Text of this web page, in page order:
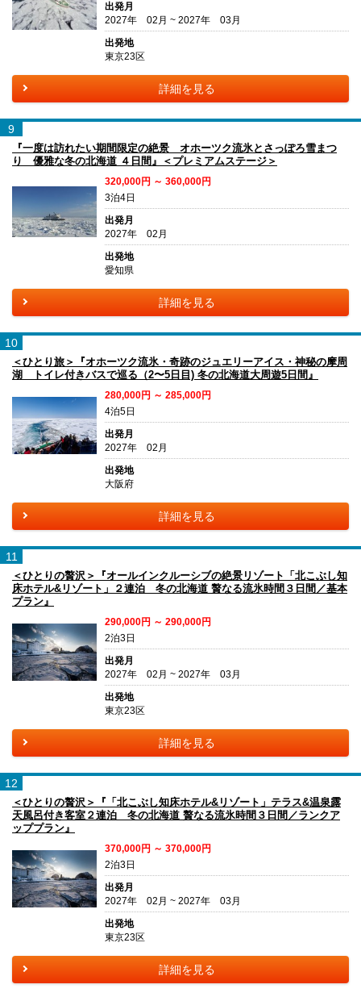
出発月
2027年 02月 ~ 2027年 03月
出発地
東京23区
詳細を見る
9
『一度は訪れたい期間限定の絶景 オホーツク流氷とさっぽろ雪まつ
り 優雅な冬の北海道 ４日間』＜プレミアムステージ＞
320,000円 ～ 360,000円
3泊4日
出発月
2027年 02月
出発地
愛知県
詳細を見る
10
＜ひとり旅＞『オホーツク流氷・奇跡のジュエリーアイス・神秘の摩周
湖 トイレ付きバスで巡る（2〜5日目) 冬の北海道大周遊5日間』
280,000円 ～ 285,000円
4泊5日
出発月
2027年 02月
出発地
大阪府
詳細を見る
11
＜ひとりの贅沢＞『オールインクルーシブの絶景リゾート「北こぶし知
床ホテル&リゾート」２連泊 冬の北海道 贅なる流氷時間３日間／基本
プラン』
290,000円 ～ 290,000円
2泊3日
出発月
2027年 02月 ~ 2027年 03月
出発地
東京23区
詳細を見る
12
＜ひとりの贅沢＞『「北こぶし知床ホテル&リゾート」テラス&温泉露
天風呂付き客室２連泊 冬の北海道 贅なる流氷時間３日間／ランクア
ッププラン』
370,000円 ～ 370,000円
2泊3日
出発月
2027年 02月 ~ 2027年 03月
出発地
東京23区
詳細を見る